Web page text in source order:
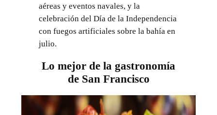
aéreas y eventos navales, y la
celebración del Día de la Independencia
con fuegos artificiales sobre la bahía en
julio.
Lo mejor de la gastronomía
de San Francisco